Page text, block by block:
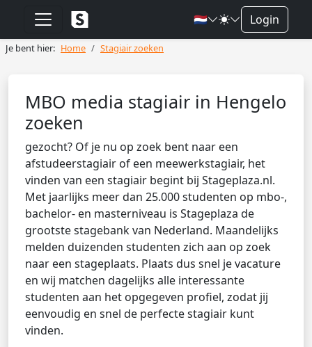
🇳🇱 Login
Je bent hier: Home Stagiair zoeken
MBO media stagiair in Hengelo
zoeken
gezocht? Of je nu op zoek bent naar een
afstudeerstagiair of een meewerkstagiair, het
vinden van een stagiair begint bij Stageplaza.nl.
Met jaarlijks meer dan 25.000 studenten op mbo-,
bachelor- en masterniveau is Stageplaza de
grootste stagebank van Nederland. Maandelijks
melden duizenden studenten zich aan op zoek
naar een stageplaats. Plaats dus snel je vacature
en wij matchen dagelijks alle interessante
studenten aan het opgegeven profiel, zodat jij
eenvoudig en snel de perfecte stagiair kunt
vinden.